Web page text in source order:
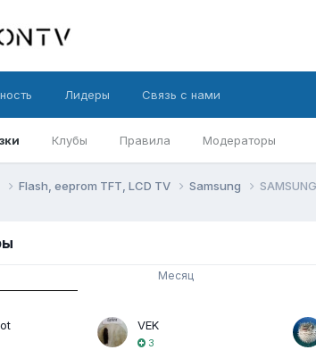
Клубы Правила Модераторы
Лидеры Связь с нами
Flash, eeprom TFT, LCD TV Samsung
Месяц
VEK
3